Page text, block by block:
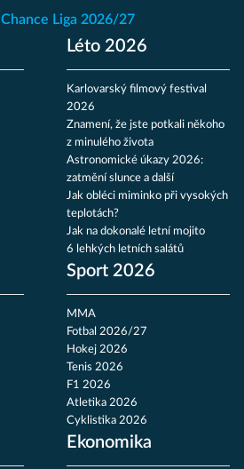
Chance Liga 2026/27
Léto 2026
Karlovarský filmový festival
2026
Znamení, že jste potkali někoho
z minulého života
Astronomické úkazy 2026:
zatmění slunce a další
Jak obléci miminko při vysokých
teplotách?
Jak na dokonalé letní mojito
6 lehkých letních salátů
Sport 2026
MMA
Fotbal 2026/27
Hokej 2026
Tenis 2026
F1 2026
Atletika 2026
Cyklistika 2026
Ekonomika